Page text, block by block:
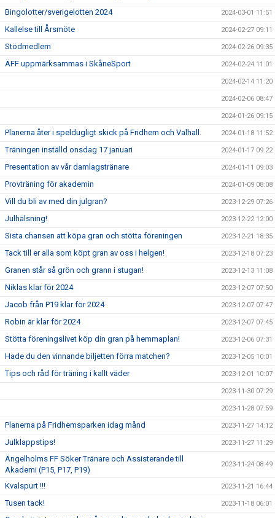
Bingolotter/sverigelotten 2024 2024-03-01 11:51
Kallelse till Årsmöte 2024-02-27 09:11
Stödmedlem 2024-02-26 09:35
ÄFF uppmärksammas i SkåneSport 2024-02-24 11:01
2024-02-14 11:20
2024-02-06 08:47
2024-01-26 09:15
Planerna åter i speldugligt skick på Fridhem och Valhall. 2024-01-18 11:52
Träningen inställd onsdag 17 januari 2024-01-17 09:22
Presentation av vår damlagstränare 2024-01-11 09:03
Provträning för akademin 2024-01-09 08:08
Vill du bli av med din julgran? 2023-12-29 07:26
Julhälsning! 2023-12-22 12:00
Sista chansen att köpa gran och stötta föreningen 2023-12-21 18:35
Tack till er alla som köpt gran av oss i helgen! 2023-12-18 07:23
Granen står så grön och grann i stugan! 2023-12-13 11:08
Niklas klar för 2024 2023-12-07 07:50
Jacob från P19 klar för 2024 2023-12-07 07:47
Robin är klar för 2024 2023-12-07 07:45
Stötta föreningslivet köp din gran på hemmaplan! 2023-12-06 07:31
Hade du den vinnande biljetten förra matchen? 2023-12-05 10:01
Tips och råd för träning i kallt väder 2023-12-01 10:07
2023-11-30 07:29
2023-11-28 07:59
Planerna på Fridhemsparken idag månd 2023-11-27 14:12
Julklappstips! 2023-11-27 11:29
Ängelholms FF Söker Tränare och Assisterande till
Akademi (P15, P17, P19)
2023-11-24 08:49
Kvalspurt !!! 2023-11-21 16:44
Tusen tack! 2023-11-18 06:01